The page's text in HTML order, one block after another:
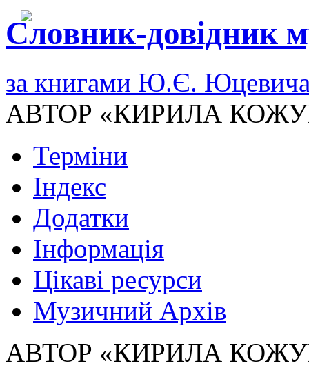
Словник-довідник
за книгами Ю.Є.
АВТОР «КИРИЛА
Терміни
Індекс
Додатки
Інформація
Цікаві ресурси
Музичний Архів
АВТОР «КИРИЛА